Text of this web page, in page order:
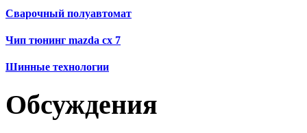
Сварочный полуавтомат
Чип тюнинг mazda cx 7
Шинные технологии
Обсуждения